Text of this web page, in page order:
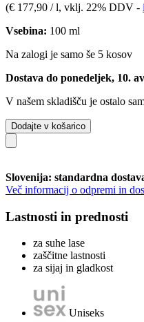
(€ 177,90 / l, vklj. 22% DDV -
Vsebina: 100 ml
Na zalogi je samo še 5 kosov
Dostava do ponedeljek, 10.
V našem skladišču je ostalo
Dodajte v košarico
Slovenija: standardna
Več informacij o odpremi in
Lastnosti in prednosti
za suhe lase
zaščitne lastnosti
za sijaj in gladkost
Uniseks